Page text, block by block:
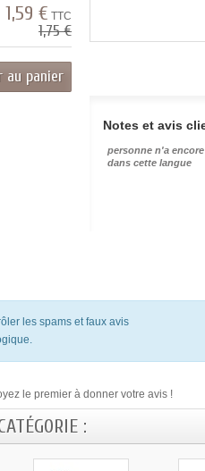
Notes et avis
personne n'a
dans cette langue
1,59 € TTC
1,75 €
au panier
les spams et faux avis
le premier à donner votre avis !
: